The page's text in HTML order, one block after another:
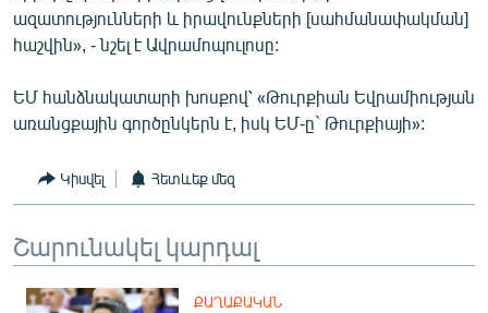
«Ազատության» բոլոր կայքերը
ազատությունների և իրավունքների [սահմանափակման]
հաշվին», - նշել է Ավրամոպուլոսը:
ԵՄ հանձնակատարի խոսքով՝ «Թուրքիան Եվրամիության
առանցքային գործընկերն է, իսկ ԵՄ-ը` Թուրքիայի»:
Կիսվել Հետևեք մեզ
Շարունակել կարդալ
ՔԱՂԱՔԱԿԱՆ